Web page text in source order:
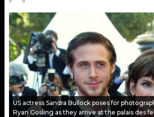
KALENDÁŘ
KVÍZY
VIP
TRENDY
APLIKACE
PROGRAM
PLAYLIST
JAK NALADIT
SOUTĚŽE
US actress Sandra Bullock poses for
Ryan Gosling as they arrive at the palais des